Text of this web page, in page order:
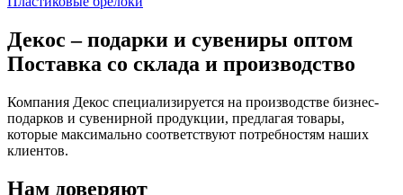
Декос – подарки и сувениры оптом
Поставка со склада и производство
Компания Декос специализируется на производстве бизнес-
подарков и сувенирной продукции, предлагая товары,
которые максимально соответствуют потребностям наших
клиентов.
Нам доверяют